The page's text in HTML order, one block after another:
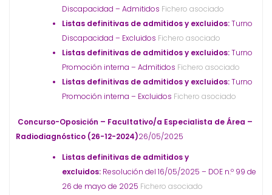
Discapacidad – Admitidos Fichero asociado
Listas definitivas de admitidos y excluidos:Turno
Discapacidad – Excluidos Fichero asociado
Listas definitivas de admitidos y excluidos:Turno
Promoción interna – Admitidos Fichero asociado
Listas definitivas de admitidos y excluidos:Turno
Promoción interna – Excluidos Fichero asociado
Concurso-Oposición – Facultativo/a Especialista de Área –
Radiodiagnóstico (26-12-2024)26/05/2025
Listas definitivas de admitidos y
excluidos: Resolución del 16/05/2025 – DOE n.º 99 de
26 de mayo de 2025 Fichero asociado